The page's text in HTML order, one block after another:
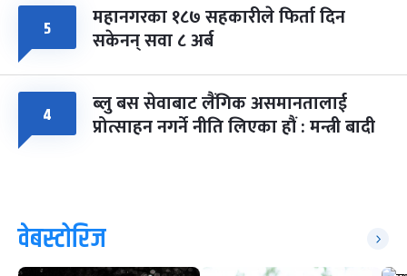
५ महानगरका १८७ सहकारीले फिर्ता दिन
सकेनन् सवा ८ अर्ब
४ ब्लु बस सेवाबाट लैंगिक असमानतालाई
प्रोत्साहन नगर्ने नीति लिएका हौं : मन्त्री बादी
वेबस्टोरिज